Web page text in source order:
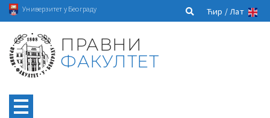
Универзитет у Београду Ћир /Лат
ПРАВНИ
ФАКУЛТЕТ